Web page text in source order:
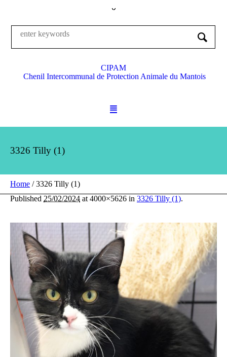
CIPAM
Chenil Intercommunal de Protection Animale du Mantois
3326 Tilly (1)
Home /3326 Tilly (1)
Published 25/02/2024 at 4000×5626 in 3326 Tilly (1).